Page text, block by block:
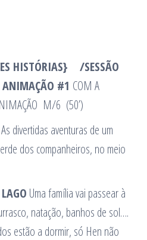
HISTÓRIAS} /SESSÃO
ANIMAÇÃO #1 COM A
M/6 (50’)
As divertidas aventuras de um
dos companheiros, no meio
Uma família vai passear à
natação, banhos de sol….
estão a dormir, só Hen não